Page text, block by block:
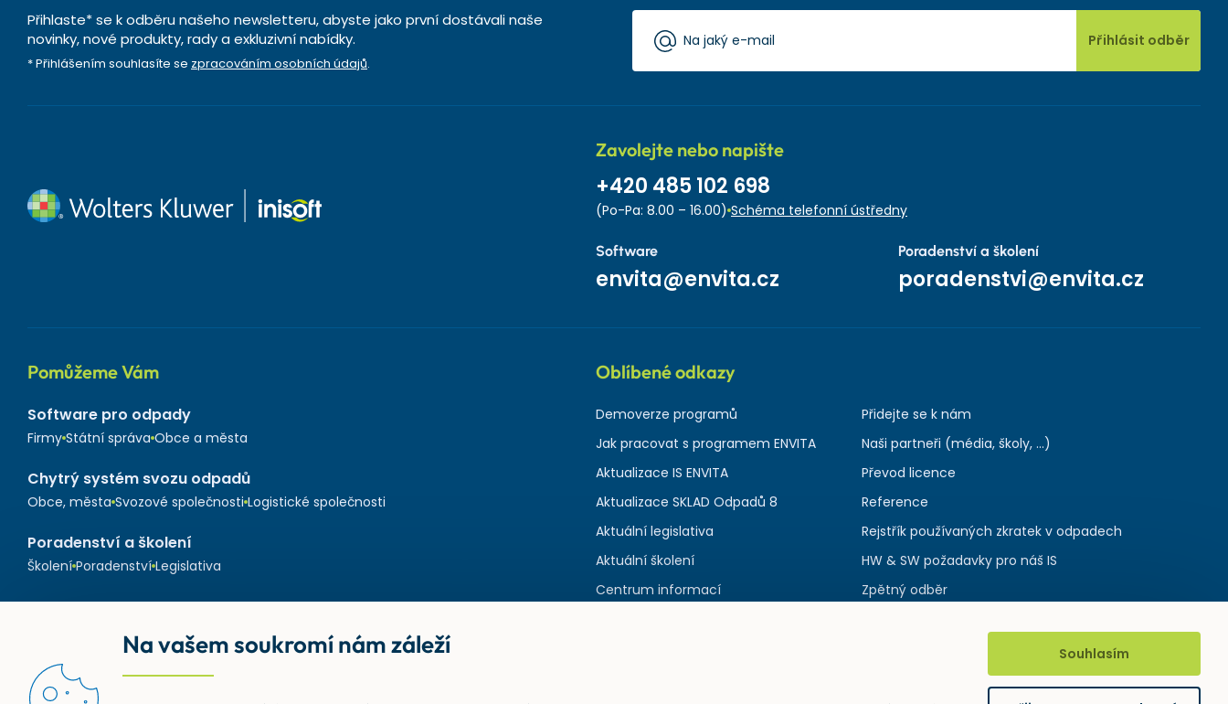
Přihlaste* se k odběru našeho newsletteru, abyste jako první dostávali naše
novinky, nové produkty, rady a exkluzivní nabídky.
* Přihlášením souhlasíte se zpracováním osobních údajů.
Přihlásit odběr
Zavolejte nebo napište
+420 485 102 698
(Po-Pa: 8.00 – 16.00) Schéma telefonní ústředny
Software
envita@envita.cz
Poradenství a školení
poradenstvi@envita.cz
Pomůžeme Vám
Software pro odpady
Firmy Státní správa Obce a města
Chytrý systém svozu odpadů
Obce, města Svozové společnosti Logistické společnosti
Poradenství a školení
Školení Poradenství Legislativa
Oblíbené odkazy
Demoverze programů
Jak pracovat s programem ENVITA
Aktualizace IS ENVITA
Aktualizace SKLAD Odpadů 8
Aktuální legislativa
Aktuální školení
Centrum informací
Přidejte se k nám
Naši partneři (média, školy, ...)
Převod licence
Reference
Rejstřík používaných zkratek v odpadech
HW & SW požadavky pro náš IS
Zpětný odběr
Na vašem soukromí nám záleží Souhlasím